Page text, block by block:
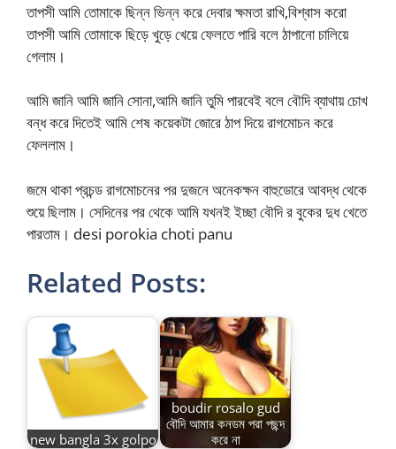
তাপসী আমি তোমাকে ছিন্ন ভিন্ন করে দেবার ক্ষমতা রাখি,বিশ্বাস করো
তাপসী আমি তোমাকে ছিড়ে খুড়ে খেয়ে ফেলতে পারি বলে ঠাপানো চালিয়ে
গেলাম।
আমি জানি আমি জানি সোনা,আমি জানি তুমি পারবেই বলে বৌদি ব্যাথায় চোখ
বন্ধ করে দিতেই আমি শেষ কয়েকটা জোরে ঠাপ দিয়ে রাগমোচন করে
ফেললাম।
জমে থাকা প্রচন্ড রাগমোচনের পর দুজনে অনেকক্ষন বাহুডোরে আবদ্ধ থেকে
শুয়ে ছিলাম। সেদিনের পর থেকে আমি যখনই ইচ্ছা বৌদি র বুকের দুধ খেতে
পারতাম। desi porokia choti panu
Related Posts:
new bangla 3x golpo
boudir rosalo gud
বৌদি আমার কনডম পরা পছন্দ
করে না